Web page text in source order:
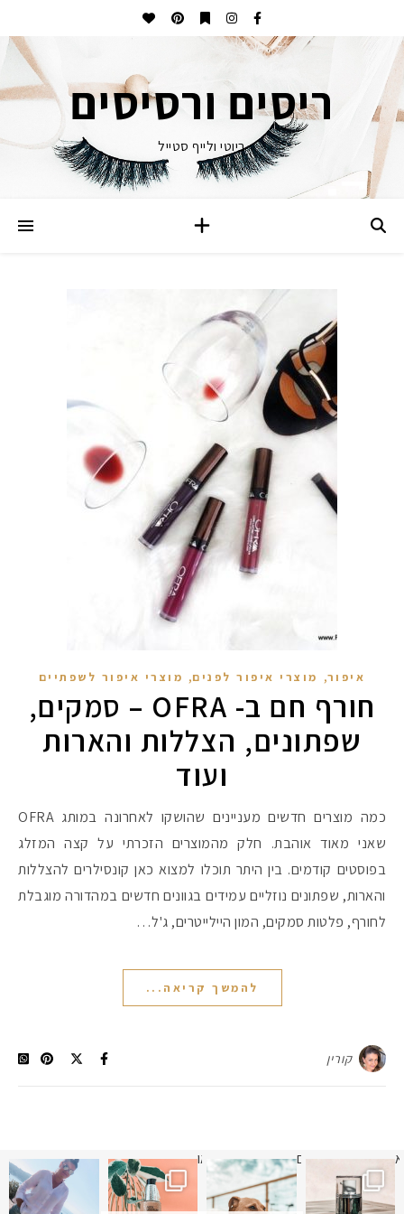
ריסים ורסיסים
ביוטי ולייף סטייל
איפור, מוצרי איפור לפנים, מוצרי איפור לשפתיים
חורף חם ב- OFRA – סמקים,
שפתונים, הצללות והארות
ועוד
כמה מוצרים חדשים מעניינים שהושקו לאחרונה במותג OFRA
שאני מאוד אוהבת. חלק מהמוצרים הזכרתי על קצה המזלג
בפוסטים קודמים. בין היתר תוכלו למצוא כאן קונסילרים להצללות
והארות, שפתונים נוזליים עמידים בגוונים חדשים במהדורה מוגבלת
לחורף, פלטות סמקים, המון היילייטרים, ג'ל…
להמשך קריאה...
קורין
תמונה כבר חודשיים
איזו אהבתם יותר? הראשונה או